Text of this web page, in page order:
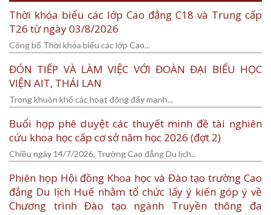
Thời khóa biểu các lớp Cao đẳng C18 và Trung cấp
T26 từ ngày 03/8/2026
Công bố Thời khóa biểu các lớp Cao...
ĐÓN TIẾP VÀ LÀM VIỆC VỚI ĐOÀN ĐẠI BIỂU HỌC
VIỆN AIT, THÁI LAN
Trong khuôn khổ các hoạt động đẩy mạnh...
Buổi họp phê duyệt các thuyết minh đề tài nghiên
cứu khoa học cấp cơ sở năm học 2026 (đợt 2)
Chiều ngày 14/7/2026, Trường Cao đẳng Du lịch...
Phiên họp Hội đồng Khoa học và Đào tạo trường Cao
đẳng Du lịch Huế nhằm tổ chức lấy ý kiến góp ý về
Chương trình Đào tạo ngành Truyền thông đa